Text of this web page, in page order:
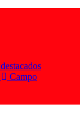
destacados
Campo